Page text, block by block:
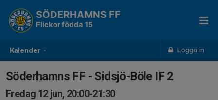
Kalender Logga in
SÖDERHAMNS FF
Flickor födda 15
Söderhamns FF - Sidsjö-Böle IF 2
Fredag 12 jun, 20:00-21:30